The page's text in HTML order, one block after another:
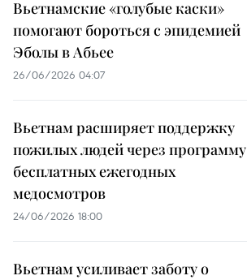
Вьетнамские «голубые каски»
помогают бороться с эпидемией
Эболы в Абьее
26/06/2026 04:07
Вьетнам расширяет поддержку
пожилых людей через программу
бесплатных ежегодных
медосмотров
24/06/2026 18:00
Вьетнам усиливает заботу о